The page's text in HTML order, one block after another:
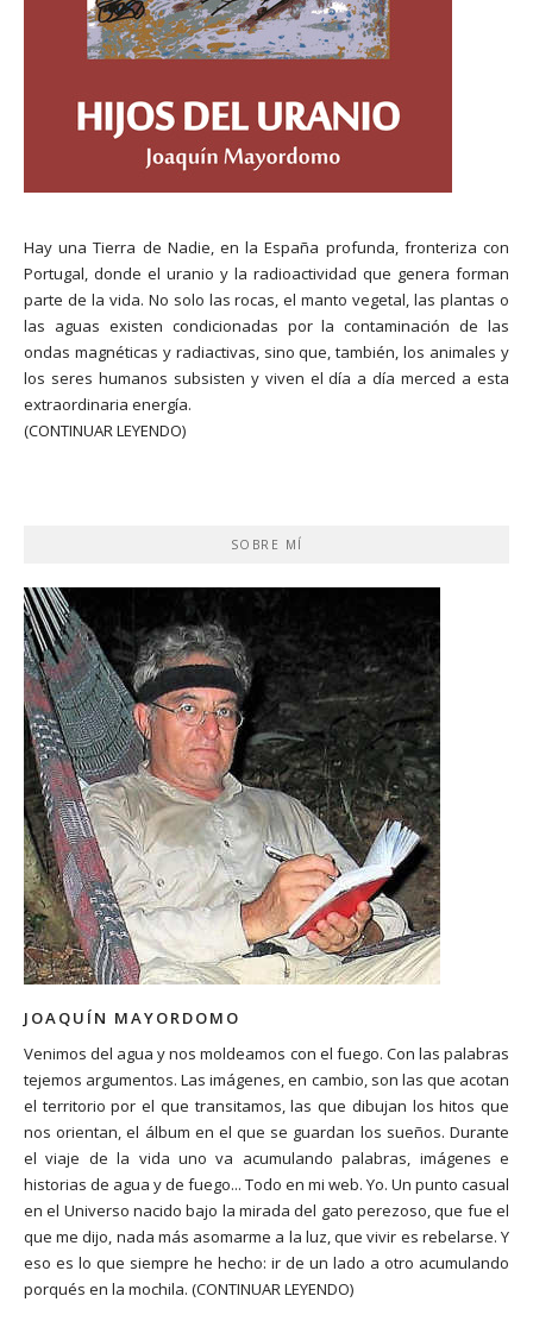
Hay una Tierra de Nadie, en la España profunda, fronteriza con
Portugal, donde el uranio y la radioactividad que genera forman
parte de la vida. No solo las rocas, el manto vegetal, las plantas o
las aguas existen condicionadas por la contaminación de las
ondas magnéticas y radiactivas, sino que, también, los animales y
los seres humanos subsisten y viven el día a día merced a esta
extraordinaria energía.
(CONTINUAR LEYENDO)
SOBRE MÍ
JOAQUÍN MAYORDOMO
Venimos del agua y nos moldeamos con el fuego. Con las palabras
tejemos argumentos. Las imágenes, en cambio, son las que acotan
el territorio por el que transitamos, las que dibujan los hitos que
nos orientan, el álbum en el que se guardan los sueños. Durante
el viaje de la vida uno va acumulando palabras, imágenes e
historias de agua y de fuego... Todo en mi web. Yo. Un punto casual
en el Universo nacido bajo la mirada del gato perezoso, que fue el
que me dijo, nada más asomarme a la luz, que vivir es rebelarse. Y
eso es lo que siempre he hecho: ir de un lado a otro acumulando
porqués en la mochila. (CONTINUAR LEYENDO)